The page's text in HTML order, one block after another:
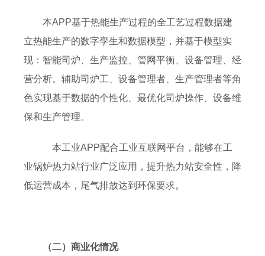
本APP基于热能生产过程的全工艺过程数据建
立热能生产的数字孪生和数据模型，并基于模型实
现：智能司炉、生产监控、管网平衡、设备管理、经
营分析。辅助司炉工、设备管理者、生产管理者等角
色实现基于数据的个性化、最优化司炉操作、设备维
保和生产管理。
本工业APP配合工业互联网平台，能够在工
业锅炉热力站行业广泛应用，提升热力站安全性，降
低运营成本，尾气排放达到环保要求。
（二）商业化情况